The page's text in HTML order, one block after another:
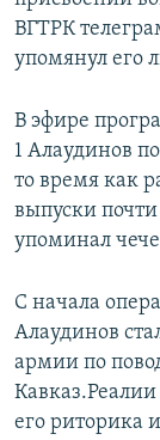
ВГТРК
упомянул его
В эфире
1 Алаудинов
то время как
выпуски
упоминал
С начала
Алаудинов
армии по
Кавказ.Реалии
его риторика